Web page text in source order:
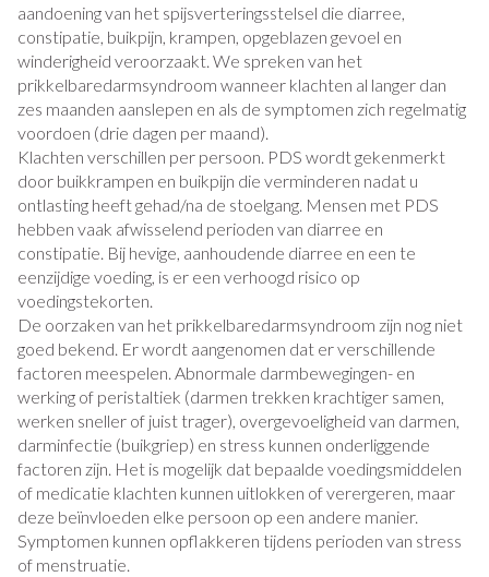
aandoening van het spijsverteringsstelsel die diarree,
constipatie, buikpijn, krampen, opgeblazen gevoel en
winderigheid veroorzaakt. We spreken van het
prikkelbaredarmsyndroom wanneer klachten al langer dan
zes maanden aanslepen en als de symptomen zich regelmatig
voordoen (drie dagen per maand).
Klachten verschillen per persoon. PDS wordt gekenmerkt
door buikkrampen en buikpijn die verminderen nadat u
ontlasting heeft gehad/na de stoelgang. Mensen met PDS
hebben vaak afwisselend perioden van diarree en
constipatie. Bij hevige, aanhoudende diarree en een te
eenzijdige voeding, is er een verhoogd risico op
voedingstekorten.
De oorzaken van het prikkelbaredarmsyndroom zijn nog niet
goed bekend. Er wordt aangenomen dat er verschillende
factoren meespelen. Abnormale darmbewegingen- en
werking of peristaltiek (darmen trekken krachtiger samen,
werken sneller of juist trager), overgevoeligheid van darmen,
darminfectie (buikgriep) en stress kunnen onderliggende
factoren zijn. Het is mogelijk dat bepaalde voedingsmiddelen
of medicatie klachten kunnen uitlokken of verergeren, maar
deze beïnvloeden elke persoon op een andere manier.
Symptomen kunnen opflakkeren tijdens perioden van stress
of menstruatie.